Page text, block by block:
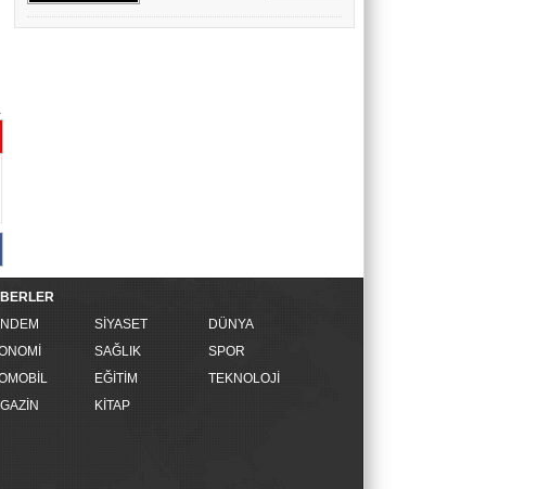
SİYASET
DÜNYA
SAĞLIK
SPOR
EĞİTİM
TEKNOLOJİ
KİTAP